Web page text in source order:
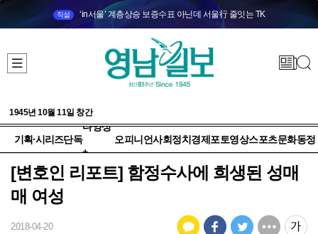
직설 ‘in서울’ 계층상승 보증수표 아닌데 서울行 줄잇는 TK
1945년 10월 11일 창간
기획·시리즈단독
다양성
+
오피니언사회정치 경제 포토영상스포츠문화동정
[변호인 리포트] 함정수사에 희생된 성매
매 여성
2018-04-20